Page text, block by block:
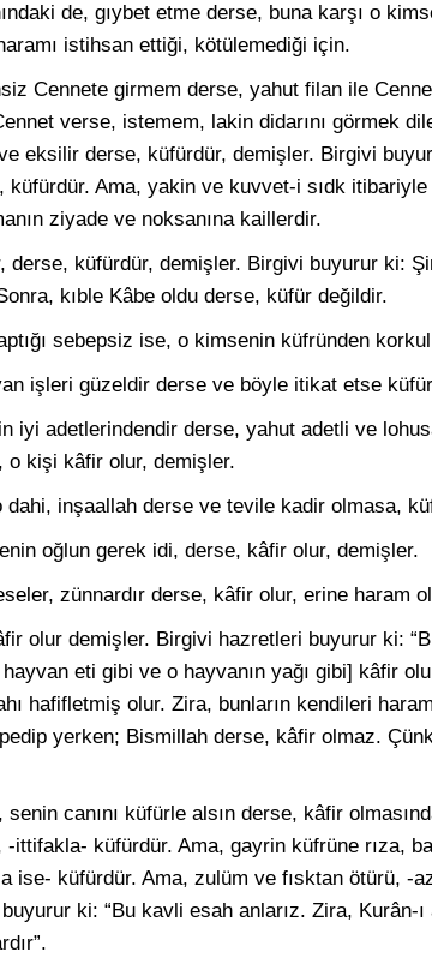
de, gıybet etme derse, buna karşı o
istihsan ettiği, kötülemediği için.
Cennete girmem derse, yahut filan ile
verse, istemem, lakin didarını görmek
eksilir derse, küfürdür, demişler. Birgivi
Ama, yakin ve kuvvet-i sıdk
ziyade ve noksanına kaillerdir.
derse, küfürdür, demişler. Birgivi buyurur ki:
kıble Kâbe oldu derse, küfür değildir.
sebepsiz ise, o kimsenin küfründen
işleri güzeldir derse ve böyle itikat etse
iyi adetlerindendir derse, yahut adetli ve
o kişi kâfir olur, demişler.
inşaallah derse ve tevile kadir olmasa,
oğlun gerek idi, derse, kâfir olur, demişler.
zünnardır derse, kâfir olur, erine haram
olur demişler. Birgivi hazretleri buyurur ki:
eti gibi ve o hayvanın yağı gibi] kâfir
hafifletmiş olur. Zira, bunların kendileri
yerken; Bismillah derse, kâfir olmaz.
canını küfürle alsın derse, kâfir
küfürdür. Ama, gayrin küfrüne rıza,
ise- küfürdür. Ama, zulüm ve fısktan ötürü, -
ki: “Bu kavli esah anlarız. Zira, Kurân-